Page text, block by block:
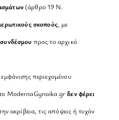
(άρθρο 19 Ν.
σκοπούς, με
προς το αρχικό
περιεχομένου
ModernaGynaika.grδεν φέρει
ακρίβεια, τις απόψεις ή τυχόν